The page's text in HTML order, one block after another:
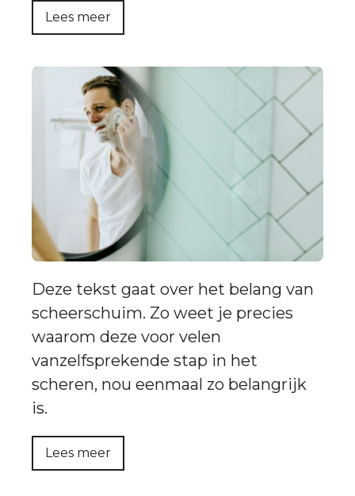
Lees meer
Deze tekst gaat over het belang van
scheerschuim. Zo weet je precies
waarom deze voor velen
vanzelfsprekende stap in het
scheren, nou eenmaal zo belangrijk
is.
Lees meer